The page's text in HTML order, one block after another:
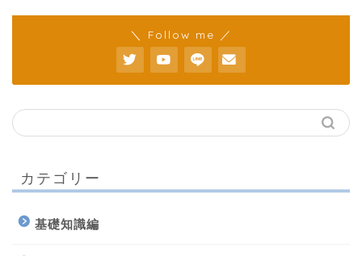
＼ Follow me ／
カテゴリー
基礎知識編